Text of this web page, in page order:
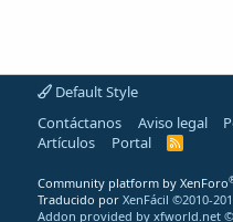
Default Style
Contáctanos
Aviso legal
Artículos
Portal
R
Community platform by XenForo
Traducido por XenFácil ©2010-
Addon provided by xfworld.net